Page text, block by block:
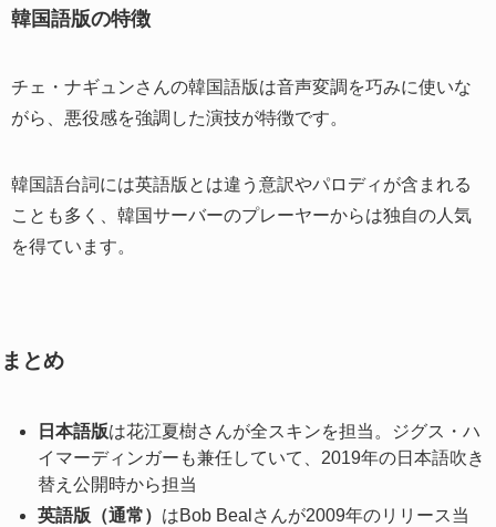
韓国語版の特徴
チェ・ナギュンさんの韓国語版は音声変調を巧みに使いな
がら、悪役感を強調した演技が特徴です。
韓国語台詞には英語版とは違う意訳やパロディが含まれる
ことも多く、韓国サーバーのプレーヤーからは独自の人気
を得ています。
まとめ
日本語版は花江夏樹さんが全スキンを担当。ジグス・ハ
イマーディンガーも兼任していて、2019年の日本語吹き
替え公開時から担当
英語版（通常） はBob Bealさんが2009年のリリース当